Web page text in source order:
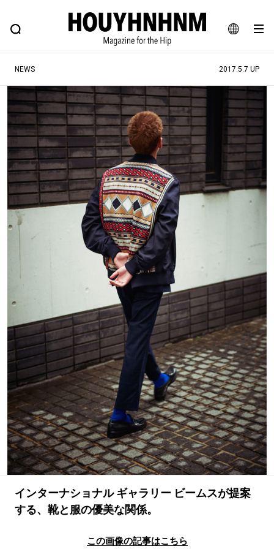
JA
EN
FEATURE BLOG SNAP
ヒップなファッション、カルチャー、ライフスタイルWEBマガジン
#注目のタグ
#SHOPPING ADDICT #憧れの逸品
#ESSENTIAL DESIGNS #古着サミット
#NEW VINTAGE #マイナーグッド図鑑
#路地裏てぃーん。 #MONTHLY JOURNAL
#GH 銘品の所以 #フイナムのYouTube
#Commune H #FOCUS IT #AH.H
#FASHION #MUSIC
#SNEAKER #OUTDOOR
#HANDSOME HANDBOOK
NEWS 2017.5.7 UP
インターナショナル ギャラリー ビームスが提案
する、靴と服の優美な関係。
この画像の記事はこちら